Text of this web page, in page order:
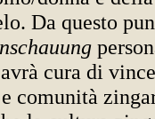
Da questo
cura di